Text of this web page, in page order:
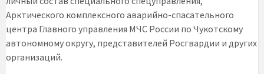
Арктического комплексного аварийно-спасательного
центра Главного управления МЧС России по Чукотскому
автономному округу, представителей Росгвардии и других
организаций.